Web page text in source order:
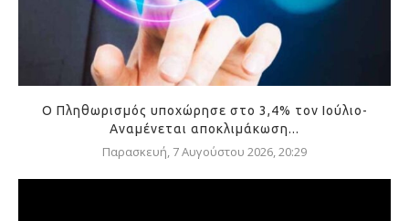
Ο Πληθωρισμός υποχώρησε στο 3,4% τον Ιούλιο-
Αναμένεται αποκλιμάκωση...
Παρασκευή, 7 Αυγούστου 2026, 20:29